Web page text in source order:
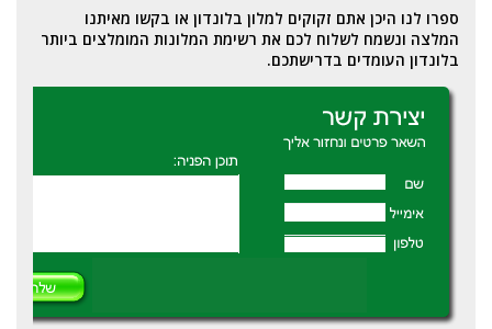
ספרו לנו היכן אתם זקוקים למלון בלונדון או בקשו מאיתנו
המלצה ונשמח לשלוח לכם את רשימת המלונות המומלצים ביותר
בלונדון העומדים בדרישתכם.